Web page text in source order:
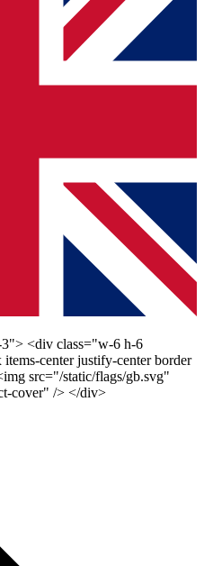
<div class="w-6 h-6
center justify-center border
src="/static/flags/gb.svg"
cover" /> </div>